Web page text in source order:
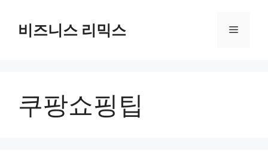
비즈니스 리믹스 메
쿠팡쇼핑팁